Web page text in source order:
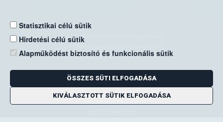
Statisztikai célú sütik
Hirdetési célú sütik
Alapműködést biztosító és funkcionális sütik
ÖSSZES SÜTI ELFOGADÁSA
KIVÁLASZTOTT SÜTIK ELFOGADÁSA
Nemzeti Élelmiszerlánc-biztonsági Hivatal
Levelezési cím: 1525 Budapest. Pf. 30.
E-mail:ugyfelszolgalat@nebih.gov.hu
Zöld szám: 06-80/263-244
Telefon: 06-1/ 336-9000